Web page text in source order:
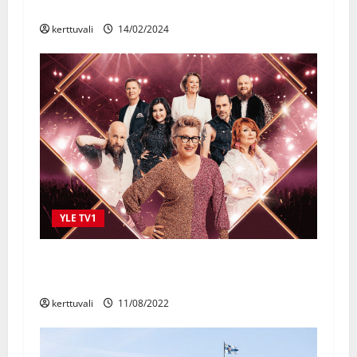
kerttuvali 14/02/2024
YLE TV1
kerttuvali 11/08/2022